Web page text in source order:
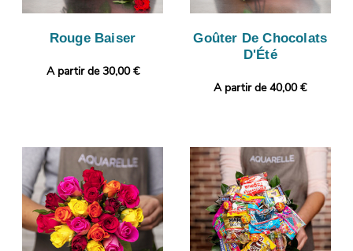
Rouge Baiser
A partir de 30,00 €
Goûter De Chocolats
D'Été
A partir de 40,00 €